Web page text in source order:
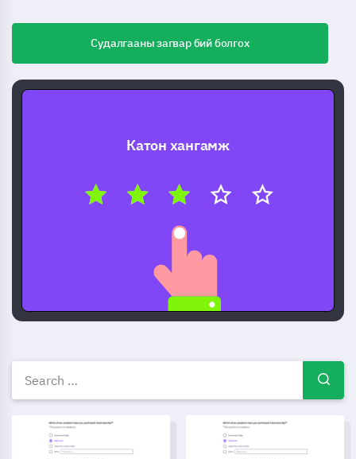
Судалгааны загвар бий болгох
Катон хангамж
Үнэгүй судалгааны
Брэндийн Хамтын ажиллагааны Үр Дүнгийн Судалгааны
Анги элсэлтийн маягт загвар